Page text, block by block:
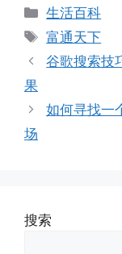
分
类
生活百科
标
签
富通天下
谷歌搜索技
果
如何寻找一
场
搜索